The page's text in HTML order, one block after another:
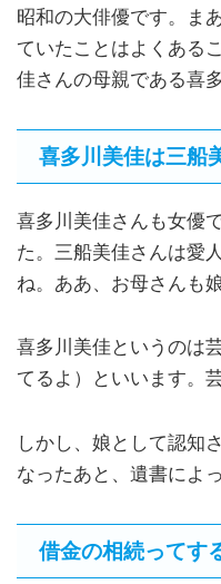
昭和の大俳優です。ま
ていたことはよくある
佳さんの母親である喜
喜多川美佳は三船
喜多川美佳さんも女優
た。三船美佳さんは愛
ね。ああ、お母さんも
喜多川美佳というのは
てるよ）といいます。
しかし、娘として認知
なったあと、遺書によ
借金の相続ってす